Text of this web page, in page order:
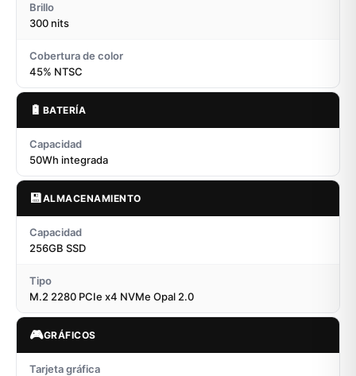
Brillo
300 nits
Cobertura de color
45% NTSC
🔋 BATERÍA
Capacidad
50Wh integrada
💾ALMACENAMIENTO
Capacidad
256GB SSD
Tipo
M.2 2280 PCIe x4 NVMe Opal 2.0
🎮GRÁFICOS
Tarjeta gráfica